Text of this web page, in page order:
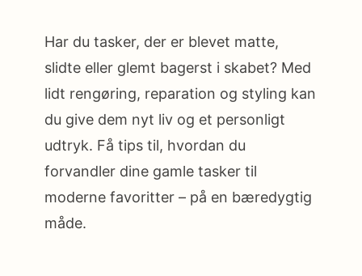
Har du tasker, der er blevet matte,
slidte eller glemt bagerst i skabet? Med
lidt rengøring, reparation og styling kan
du give dem nyt liv og et personligt
udtryk. Få tips til, hvordan du
forvandler dine gamle tasker til
moderne favoritter – på en bæredygtig
måde.